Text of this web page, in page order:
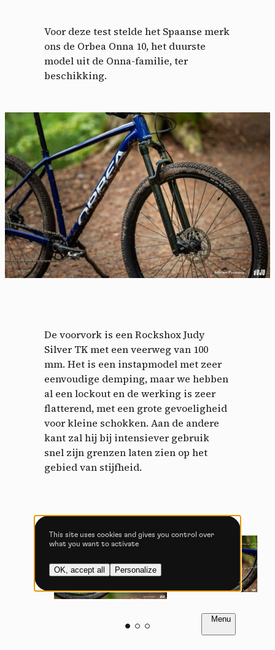
Voor deze test stelde het Spaanse merk
ons de Orbea Onna 10, het duurste
model uit de Onna-familie, ter
beschikking.
De voorvork is een Rockshox Judy
Silver TK met een veerweg van 100
mm. Het is een instapmodel met zeer
eenvoudige demping, maar we hebben
al een lockout en de werking is zeer
flatterend, met een grote gevoeligheid
voor kleine schokken. Aan de andere
kant zal hij bij intensiever gebruik
snel zijn grenzen laten zien op het
gebied van stijfheid.
Cookies management
their proper functioning.
Privacy policy
Allow all cookies Deny all cookies
Videos
Vimeo disallowed -This service can
Allow Deny
YouTube disallowed
This service can
install 4 cookies.
This site uses cookies and gives you control over
what you want to activate
OK, accept all Personalize